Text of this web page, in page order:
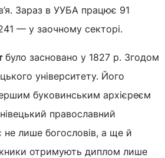
Зараз в УУБА працює 91
— у заочному секторі.
було засновано у 1827 р. Згодом
університету. Його
буковинським архієреєм
православний
не лише богословів, а ще й
отримують диплом лише